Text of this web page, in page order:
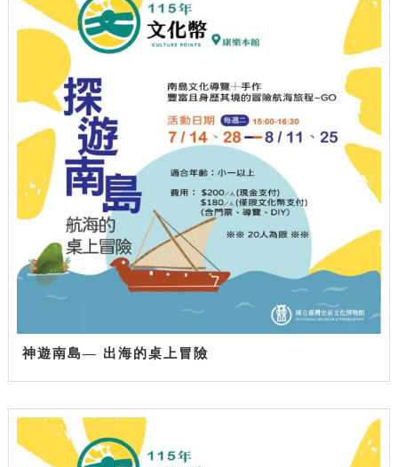
神遊南島— 出海的桌上冒險